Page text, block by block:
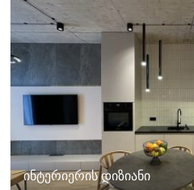
ინტერიერის დიზიანი